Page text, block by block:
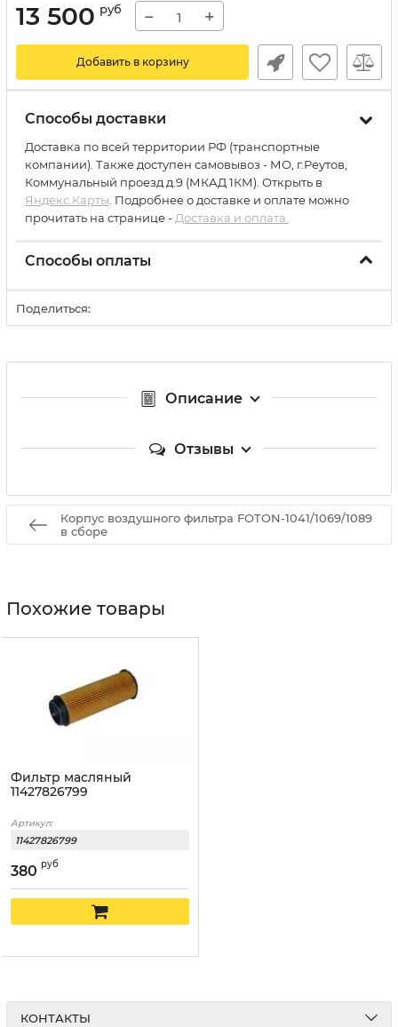
13 500 руб − +
Добавить в корзину
Способы доставки
Доставка по всей территории РФ (транспортные
компании). Также доступен самовывоз - МО, г.Реутов,
Коммунальный проезд д.9 (МКАД 1КМ). Открыть в
Яндекс.Карты . Подробнее о доставке и оплате можно
прочитать на странице - Доставка и оплата.
Способы оплаты
Поделиться:
Описание
Отзывы
Корпус воздушного фильтра FOTON-1041/1069/1089
в сборе
Похожие товары
Фильтр масляный
11427826799
Артикул:
11427826799
380 руб
КОНТАКТЫ